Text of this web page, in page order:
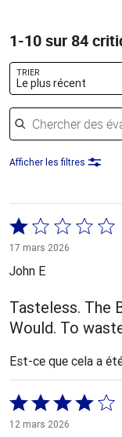
1-10 sur 84
TRIER
Le plus récent
Chercher des
Afficher les filtres
Coté
1 sur
5
17 mars 2026
John E
Tasteless. The
Would. To
Est-ce que cela a
Coté
4 sur
12 mars 2026